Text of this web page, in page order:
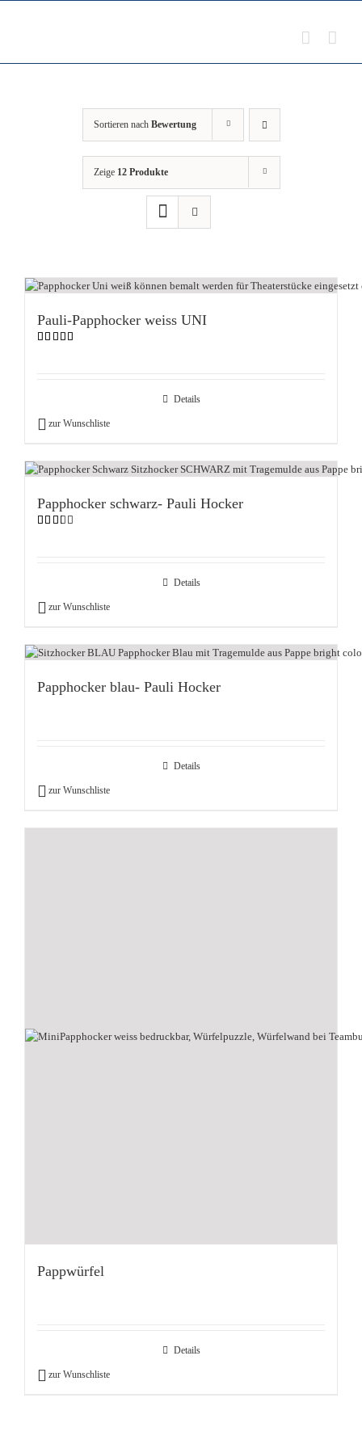
Sortieren nach Bewertung
Zeige 12 Produkte
Pauli-Papphocker weiss UNI
Details
zur Wunschliste
Papphocker schwarz- Pauli Hocker
Details
zur Wunschliste
Papphocker blau- Pauli Hocker
Details
zur Wunschliste
Pappwürfel
Details
zur Wunschliste